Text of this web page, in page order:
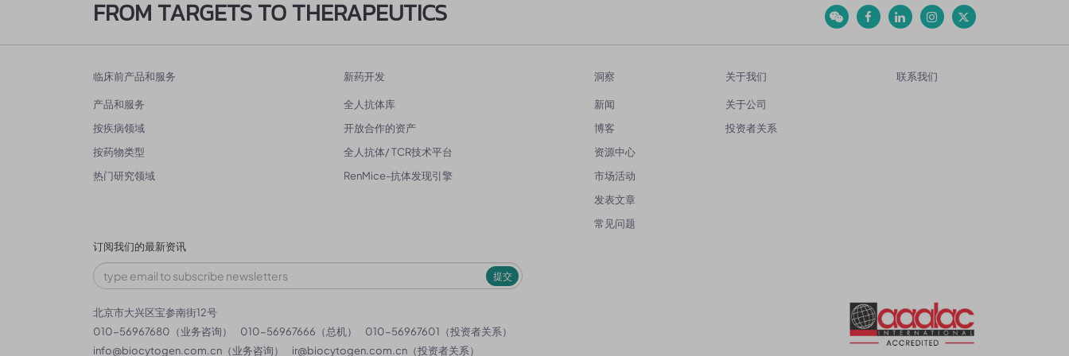
FROM TARGETS TO THERAPEUTICS
临床前产品和服务
产品和服务
按疾病领域
按药物类型
热门研究领域
新药开发
全人抗体库
开放合作的资产
全人抗体/ TCR技术平台
RenMice-抗体发现引擎
洞察
新闻
博客
资源中心
市场活动
发表文章
常见问题
关于我们
关于公司
投资者关系
联系我们
订阅我们的最新资讯
提交
北京市大兴区宝参南街12号
010-56967680（业务咨询）
010-56967666（总机）
010-56967601（投资者关系）
info@biocytogen.com.cn （业务咨询） ir@biocytogen.com.cn （投资者关系）